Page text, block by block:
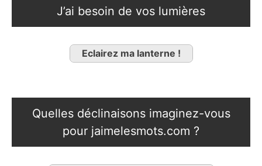
J’ai besoin de vos lumières
Eclairez ma lanterne !
Quelles déclinaisons imaginez-vous
pour jaimelesmots.com ?